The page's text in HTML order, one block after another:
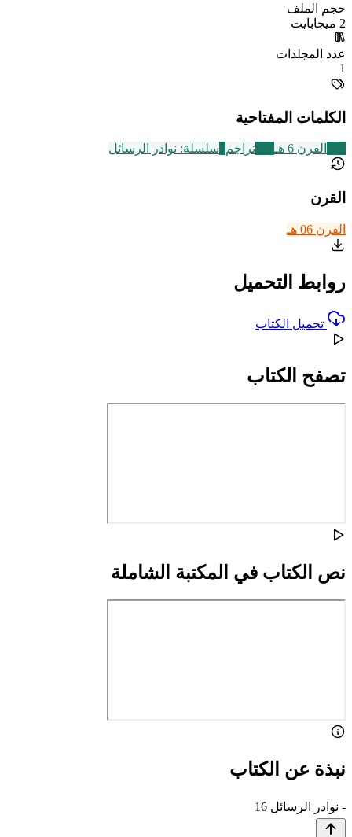
حجم الملف
2 ميجابايت
عدد المجلدات
1
الكلمات المفتاحية
القرن 6 هـ تراجم سلسلة: نوادر الرسائل
القرن
القرن 06 هـ
روابط التحميل
تحميل الكتاب
تصفح الكتاب
نص الكتاب في المكتبة الشاملة
نبذة عن الكتاب
- نوادر الرسائل 16